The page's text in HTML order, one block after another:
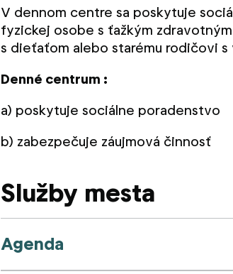
V dennom centre sa poskytuje
fyzickej osobe s ťažkým
s dieťaťom alebo starému rodičovi s
Denné centrum :
a) poskytuje sociálne poradenstvo
b) zabezpečuje záujmová činnosť
Služby mesta
Agenda